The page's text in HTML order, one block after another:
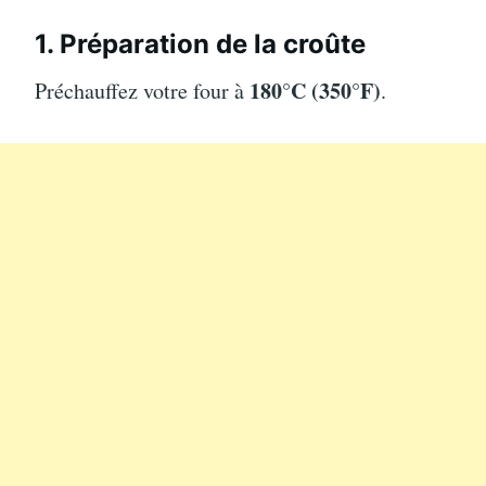
1. Préparation de la croûte
Préchauffez votre four à 180°C (350°F).